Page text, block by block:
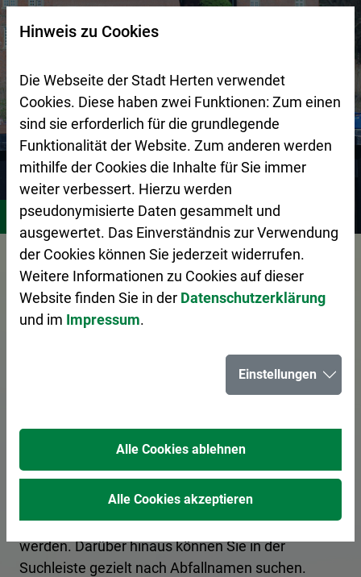
Zur Startseite (Schnelltaste 0)
Zum Seitenanfang springen (Schnelltaste A)
Zur Navigation/Menü springen (Schnelltaste M)
Zur Suche springen (Schnelltaste 8)
Zum Inhalt springen (Schnelltaste I)
Zum Fußbereich springen (Schnelltaste Z)
Stadtgestaltung Zentraler Betriebshof Herten (ZBH)
Vorlesen
Das Abfall-ABC
Hier erhalten Sie Informationen zur korrekten
Entsorgung von Abfällen. Ein Kategoriefilter
sortiert die Begriffe nach Entsorgungsart, und es
kann nach den Anfangsbuchstaben gefiltert
werden. Darüber hinaus können Sie in der
Suchleiste gezielt nach Abfallnamen suchen.
Suchseite mit Schnellsuche
Hinweis zu Cookies
Die Webseite der Stadt Herten verwendet
Cookies. Diese haben zwei Funktionen: Zum einen
sind sie erforderlich für die grundlegende
Funktionalität der Website. Zum anderen werden
mithilfe der Cookies die Inhalte für Sie immer
weiter verbessert. Hierzu werden
pseudonymisierte Daten gesammelt und
ausgewertet. Das Einverständnis zur Verwendung
der Cookies können Sie jederzeit widerrufen.
Weitere Informationen zu Cookies auf dieser
Website finden Sie in der Datenschutzerklärung
und im Impressum.
Einstellungen
Alle Cookies ablehnen
Alle Cookies akzeptieren